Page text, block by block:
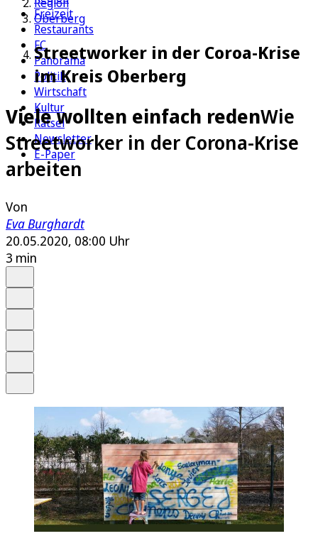
Freizeit
Restaurants
FC
Panorama
Politik
Wirtschaft
Kultur
Rätsel
Newsletter
E-Paper
Oberberg
Streetworker in der Coroa-Krise
im Kreis Oberberg
Viele wollten einfach redenWie
Streetworker in der Corona-Krise
arbeiten
Von
Eva Burghardt
20.05.2020, 08:00 Uhr
3 min